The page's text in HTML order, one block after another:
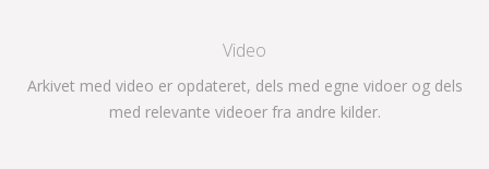
Video
Arkivet med video er opdateret, dels med egne vidoer og dels
med relevante videoer fra andre kilder.